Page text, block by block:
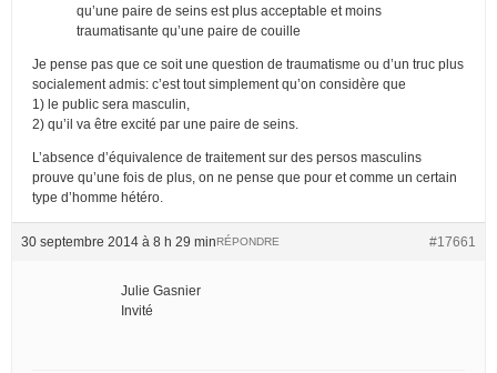
qu’une paire de seins est plus acceptable et moins
traumatisante qu’une paire de couille
Je pense pas que ce soit une question de traumatisme ou d’un truc plus
socialement admis: c’est tout simplement qu’on considère que
1) le public sera masculin,
2) qu’il va être excité par une paire de seins.
L’absence d’équivalence de traitement sur des persos masculins
prouve qu’une fois de plus, on ne pense que pour et comme un certain
type d’homme hétéro.
30 septembre 2014 à 8 h 29 min #17661
RÉPONDRE
Julie Gasnier
Invité